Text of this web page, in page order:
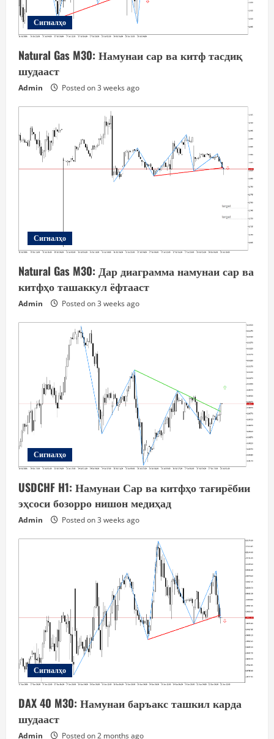
Сигналҳо
Natural Gas M30: Намунаи сар ва китф тасдиқ
шудааст
Admin Posted on 3 weeks ago
Сигналҳо
Natural Gas M30: Дар диаграмма намунаи сар ва
китфҳо ташаккул ёфтааст
Admin Posted on 3 weeks ago
Сигналҳо
USDCHF H1: Намунаи Сар ва китфҳо тағирёбии
эҳсоси бозорро нишон медиҳад
Admin Posted on 3 weeks ago
Сигналҳо
DAX 40 M30: Намунаи баръакс ташкил карда
шудааст
Admin Posted on 2 months ago